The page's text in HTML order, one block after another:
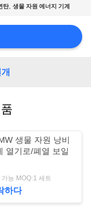
탄,생물 자원 에너지 기계
생물 자원 낭비
열기로/폐열 보일
가능 MOQ:1 세트
하다